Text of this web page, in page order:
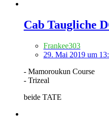
Cab Taugliche
Frankee303
29. Mai 2019 um
- Mamoroukun Course
- Trizeal
beide TATE